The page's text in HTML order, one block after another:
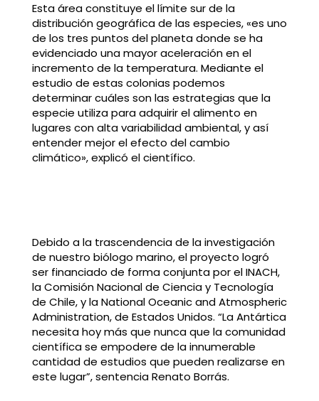
Esta área constituye el límite sur de la
distribución geográfica de las especies, «es uno
de los tres puntos del planeta donde se ha
evidenciado una mayor aceleración en el
incremento de la temperatura. Mediante el
estudio de estas colonias podemos
determinar cuáles son las estrategias que la
especie utiliza para adquirir el alimento en
lugares con alta variabilidad ambiental, y así
entender mejor el efecto del cambio
climático», explicó el científico.
Debido a la trascendencia de la investigación
de nuestro biólogo marino, el proyecto logró
ser financiado de forma conjunta por el INACH,
la Comisión Nacional de Ciencia y Tecnología
de Chile, y la National Oceanic and Atmospheric
Administration, de Estados Unidos. “La Antártica
necesita hoy más que nunca que la comunidad
científica se empodere de la innumerable
cantidad de estudios que pueden realizarse en
este lugar”, sentencia Renato Borrás.